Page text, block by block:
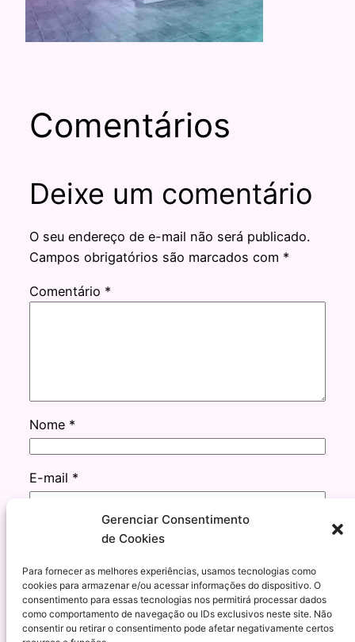
Gerenciar Consentimento
de Cookies
Para fornecer as melhores experiências, usamos tecnologias como
cookies para armazenar e/ou acessar informações do dispositivo. O
consentimento para essas tecnologias nos permitirá processar dados
como comportamento de navegação ou IDs exclusivos neste site. Não
consentir ou retirar o consentimento pode afetar negativamente certos
Comentários
Deixe um comentário
O seu endereço de e-mail não será publicado.
Campos obrigatórios são marcados com *
Comentário *
Nome *
E-mail *